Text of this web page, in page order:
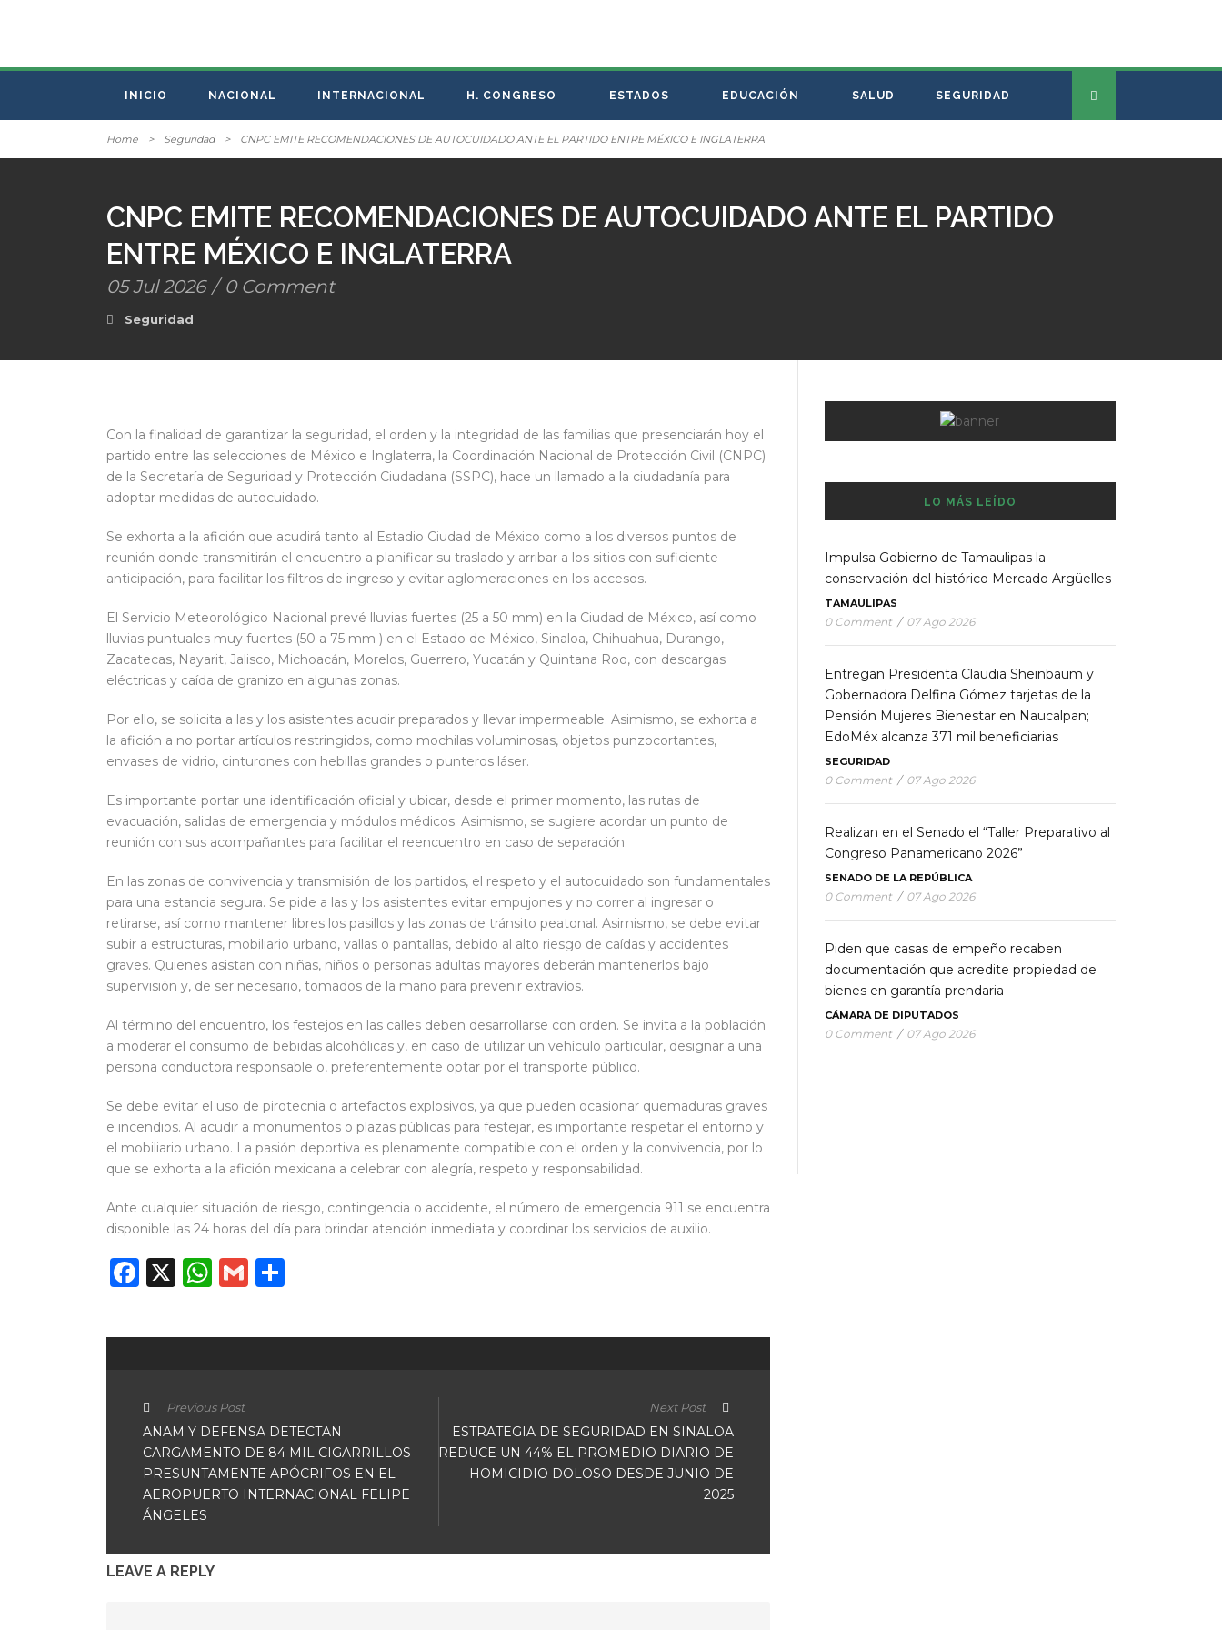
INICIO NACIONAL INTERNACIONAL H. CONGRESO ESTADOS EDUCACIÓN SALUD SEGURIDAD
Home > Seguridad > CNPC EMITE RECOMENDACIONES DE AUTOCUIDADO ANTE EL PARTIDO ENTRE MÉXICO E INGLATERRA
CNPC EMITE RECOMENDACIONES DE AUTOCUIDADO ANTE EL PARTIDO
ENTRE MÉXICO E INGLATERRA
05 Jul 2026 / 0 Comment
Seguridad
Con la finalidad de garantizar la seguridad, el orden y la integridad de las familias que presenciarán hoy el
partido entre las selecciones de México e Inglaterra, la Coordinación Nacional de Protección Civil (CNPC)
de la Secretaría de Seguridad y Protección Ciudadana (SSPC), hace un llamado a la ciudadanía para
adoptar medidas de autocuidado.
Se exhorta a la afición que acudirá tanto al Estadio Ciudad de México como a los diversos puntos de
reunión donde transmitirán el encuentro a planificar su traslado y arribar a los sitios con suficiente
anticipación, para facilitar los filtros de ingreso y evitar aglomeraciones en los accesos.
El Servicio Meteorológico Nacional prevé lluvias fuertes (25 a 50 mm) en la Ciudad de México, así como
lluvias puntuales muy fuertes (50 a 75 mm ) en el Estado de México, Sinaloa, Chihuahua, Durango,
Zacatecas, Nayarit, Jalisco, Michoacán, Morelos, Guerrero, Yucatán y Quintana Roo, con descargas
eléctricas y caída de granizo en algunas zonas.
Por ello, se solicita a las y los asistentes acudir preparados y llevar impermeable. Asimismo, se exhorta a
la afición a no portar artículos restringidos, como mochilas voluminosas, objetos punzocortantes,
envases de vidrio, cinturones con hebillas grandes o punteros láser.
Es importante portar una identificación oficial y ubicar, desde el primer momento, las rutas de
evacuación, salidas de emergencia y módulos médicos. Asimismo, se sugiere acordar un punto de
reunión con sus acompañantes para facilitar el reencuentro en caso de separación.
En las zonas de convivencia y transmisión de los partidos, el respeto y el autocuidado son fundamentales
para una estancia segura. Se pide a las y los asistentes evitar empujones y no correr al ingresar o
retirarse, así como mantener libres los pasillos y las zonas de tránsito peatonal. Asimismo, se debe evitar
subir a estructuras, mobiliario urbano, vallas o pantallas, debido al alto riesgo de caídas y accidentes
graves. Quienes asistan con niñas, niños o personas adultas mayores deberán mantenerlos bajo
supervisión y, de ser necesario, tomados de la mano para prevenir extravíos.
Al término del encuentro, los festejos en las calles deben desarrollarse con orden. Se invita a la población
a moderar el consumo de bebidas alcohólicas y, en caso de utilizar un vehículo particular, designar a una
persona conductora responsable o, preferentemente optar por el transporte público.
Se debe evitar el uso de pirotecnia o artefactos explosivos, ya que pueden ocasionar quemaduras graves
e incendios. Al acudir a monumentos o plazas públicas para festejar, es importante respetar el entorno y
el mobiliario urbano. La pasión deportiva es plenamente compatible con el orden y la convivencia, por lo
que se exhorta a la afición mexicana a celebrar con alegría, respeto y responsabilidad.
Ante cualquier situación de riesgo, contingencia o accidente, el número de emergencia 911 se encuentra
disponible las 24 horas del día para brindar atención inmediata y coordinar los servicios de auxilio.
Facebook
X WhatsApp
Gmail
Previous Post
ANAM Y DEFENSA DETECTAN
CARGAMENTO DE 84 MIL CIGARRILLOS
PRESUNTAMENTE APÓCRIFOS EN EL
AEROPUERTO INTERNACIONAL FELIPE
ÁNGELES
Next Post
ESTRATEGIA DE SEGURIDAD EN SINALOA
REDUCE UN 44% EL PROMEDIO DIARIO DE
HOMICIDIO DOLOSO DESDE JUNIO DE
2025
LEAVE A REPLY
LO MÁS LEÍDO
Impulsa Gobierno de Tamaulipas la
conservación del histórico Mercado Argüelles
TAMAULIPAS
0 Comment / 07 Ago 2026
Entregan Presidenta Claudia Sheinbaum y
Gobernadora Delfina Gómez tarjetas de la
Pensión Mujeres Bienestar en Naucalpan;
EdoMéx alcanza 371 mil beneficiarias
SEGURIDAD
0 Comment / 07 Ago 2026
Realizan en el Senado el “Taller Preparativo al
Congreso Panamericano 2026”
SENADO DE LA REPÚBLICA
0 Comment / 07 Ago 2026
Piden que casas de empeño recaben
documentación que acredite propiedad de
bienes en garantía prendaria
CÁMARA DE DIPUTADOS
0 Comment / 07 Ago 2026